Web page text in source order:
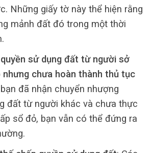
Những giấy tờ này thể hiện rằng
mảnh đất đó trong một thời
sử dụng đất từ người sở
nhưng chưa hoàn thành thủ tục
đã nhận chuyển nhượng
đất từ người khác và chưa thực
sổ đỏ, bạn vẫn có thể đứng ra